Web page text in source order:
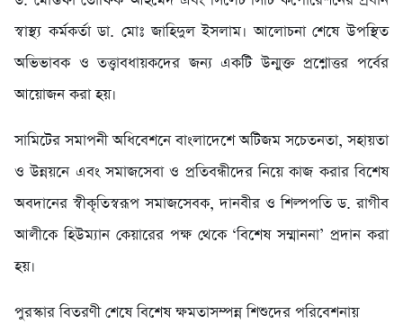
স্বাস্থ্য কর্মকর্তা ডা. মোঃ জাহিদুল ইসলাম। আলোচনা শেষে উপস্থিত
অভিভাবক ও তত্ত্বাবধায়কদের জন্য একটি উন্মুক্ত প্রশ্নোত্তর পর্বের
আয়োজন করা হয়।
সামিটের সমাপনী অধিবেশনে বাংলাদেশে অটিজম সচেতনতা, সহায়তা
ও উন্নয়নে এবং সমাজসেবা ও প্রতিবন্ধীদের নিয়ে কাজ করার বিশেষ
অবদানের স্বীকৃতিস্বরূপ সমাজসেবক, দানবীর ও শিল্পপতি ড. রাগীব
আলীকে হিউম্যান কেয়ারের পক্ষ থেকে ‘বিশেষ সম্মাননা’ প্রদান করা
হয়।
পুরস্কার বিতরণী শেষে বিশেষ ক্ষমতাসম্পন্ন শিশুদের পরিবেশনায়